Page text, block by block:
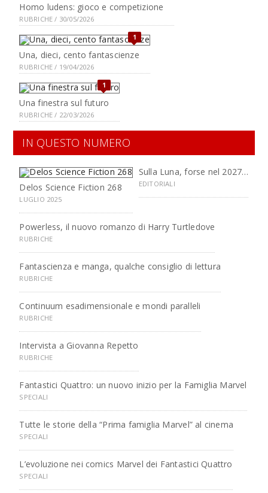
Homo ludens: gioco e competizione
RUBRICHE / 30/05/2026
1
Una, dieci, cento fantascienze
RUBRICHE / 19/04/2026
1
Una finestra sul futuro
RUBRICHE / 22/03/2026
IN QUESTO NUMERO
Delos Science Fiction 268
LUGLIO 2025
Sulla Luna, forse nel 2027…
EDITORIALI
Powerless, il nuovo romanzo di Harry Turtledove
RUBRICHE
Fantascienza e manga, qualche consiglio di lettura
RUBRICHE
Continuum esadimensionale e mondi paralleli
RUBRICHE
Intervista a Giovanna Repetto
RUBRICHE
Fantastici Quattro: un nuovo inizio per la Famiglia Marvel
SPECIALI
Tutte le storie della “Prima famiglia Marvel” al cinema
SPECIALI
L’evoluzione nei comics Marvel dei Fantastici Quattro
SPECIALI